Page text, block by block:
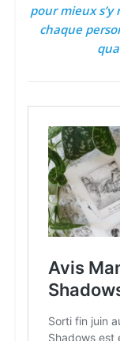
pour mieux
chaque